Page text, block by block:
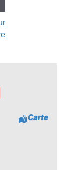
Carte